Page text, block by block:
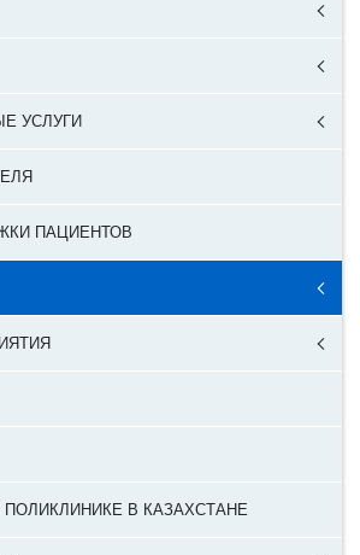
УСЛУГИ
ПАЦИЕНТОВ
В КАЗАХСТАНЕ